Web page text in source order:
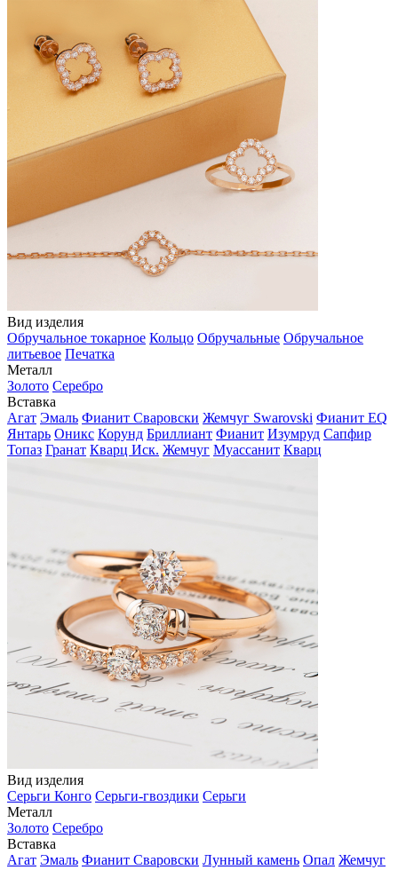
Вид изделия
Обручальное токарное Кольцо Обручальные Обручальное
литьевое Печатка
Металл
Золото Серебро
Вставка
Агат Эмаль Фианит Сваровски Жемчуг Swarovski Фианит EQ
Янтарь Оникс Корунд Бриллиант Фианит Изумруд Сапфир
Топаз Гранат Кварц Иск. Жемчуг Муассанит Кварц
Вид изделия
Серьги Конго Серьги-гвоздики Серьги
Металл
Золото Серебро
Вставка
Агат Эмаль Фианит Сваровски Лунный камень Опал Жемчуг